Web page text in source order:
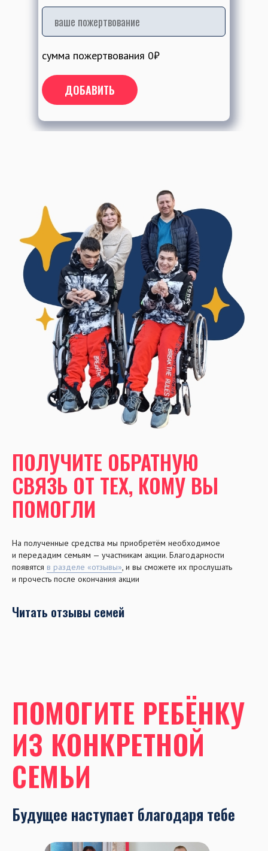
сумма пожертвования 0₽
ДОБАВИТЬ
ПОЛУЧИТЕ ОБРАТНУЮ
СВЯЗЬ ОТ ТЕХ, КОМУ ВЫ
ПОМОГЛИ
На полученные средства мы приобретём необходимое
и передадим семьям — участникам акции. Благодарности
появятся в разделе «отзывы», и вы сможете их прослушать
и прочесть после окончания акции
Читать отзывы семей
ПОМОГИТЕ РЕБЁНКУ
ИЗ КОНКРЕТНОЙ
СЕМЬИ
Будущее наступает благодаря тебе